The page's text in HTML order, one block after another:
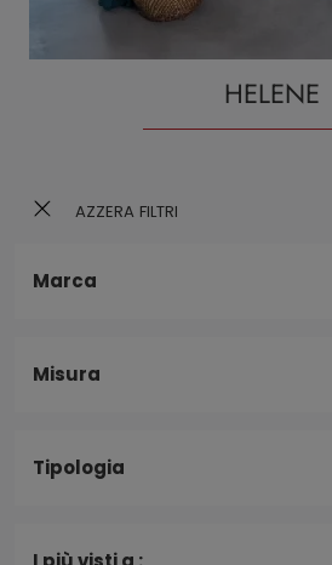
AZZERA FILTRI
Marca
Misura
Tipologia
HELENE